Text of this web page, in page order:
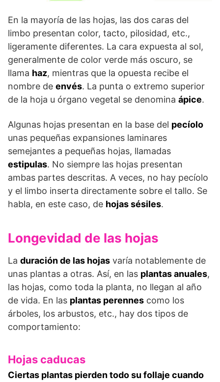
En la mayoría de las hojas, las dos caras del
limbo presentan color, tacto, pilosidad, etc.,
ligeramente diferentes. La cara expuesta al sol,
generalmente de color verde más oscuro, se
llama haz, mientras que la opuesta recibe el
nombre de envés. La punta o extremo superior
de la hoja u órgano vegetal se denomina ápice.
Algunas hojas presentan en la base del pecíolo
unas pequeñas expansiones laminares
semejantes a pequeñas hojas, llamadas
estipulas. No siempre las hojas presentan
ambas partes descritas. A veces, no hay pecíolo
y el limbo inserta directamente sobre el tallo. Se
habla, en este caso, de hojas sésiles.
Longevidad de las hojas
La duración de las hojas varía notablemente de
unas plantas a otras. Así, en las plantas anuales,
las hojas, como toda la planta, no llegan al año
de vida. En las plantas perennes como los
árboles, los arbustos, etc., hay dos tipos de
comportamiento:
Hojas caducas
Ciertas plantas pierden todo su follaje cuando